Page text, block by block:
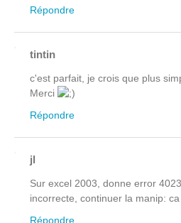
Répondre
tintin
c'est parfait, je crois que plus
Merci
Répondre
jl
Sur excel 2003, donne error
incorrecte, continuer la manip:
Répondre